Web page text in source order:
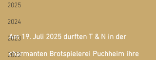
2025
2024
2023
2022
Am 19. Juli 2025 durften T & N in der
charmanten Brotspielerei Puchheim ihre